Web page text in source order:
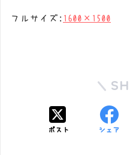
フルサイズ: 1600×1500
ポスト シェア